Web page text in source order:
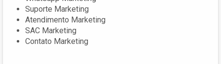
Suporte Marketing
Atendimento Marketing
SAC Marketing
Contato Marketing